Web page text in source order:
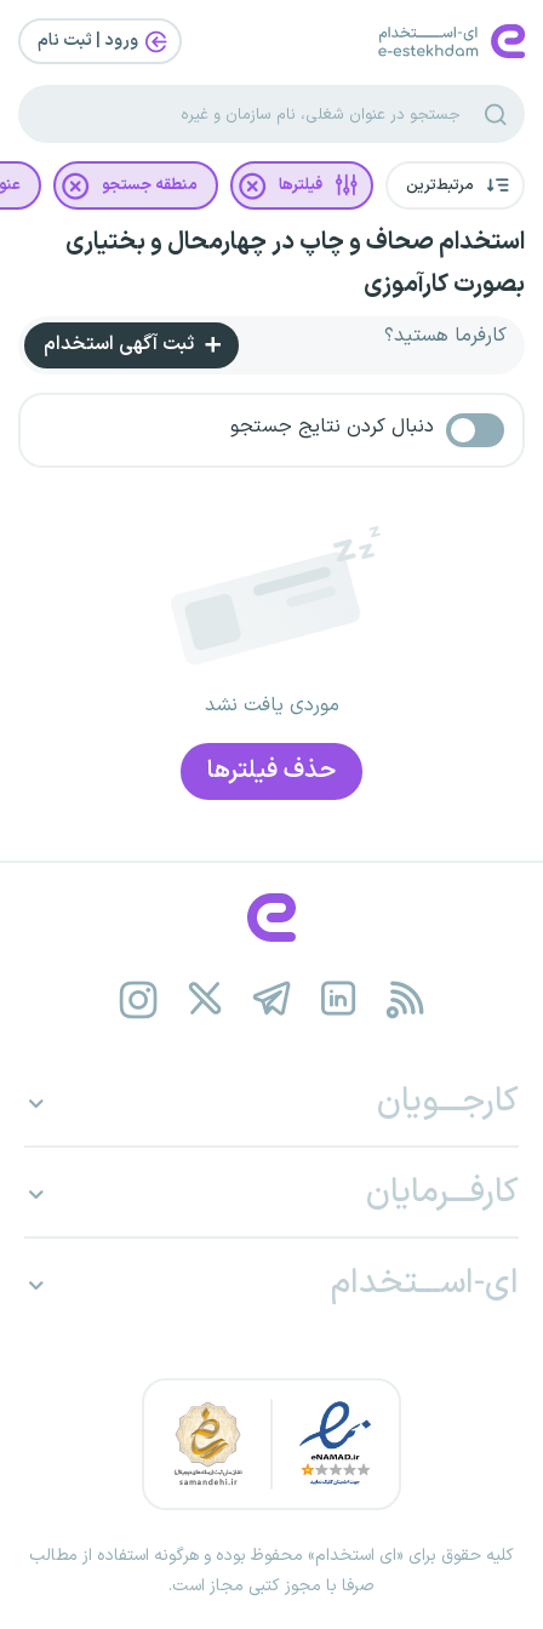
ورود | ثبت‌ نام
مرتبط‌ترین فیلترها منطقه جستجو
استخدام صحاف و چاپ در چهارمحال و بختیاری
بصورت کارآموزی
کارفرما هستید؟ ثبت آگهی استخدام
دنبال کردن نتایج جستجو
موردی یافت نشد
حذف فیلتر‌ها
کارجـــویان
کارفـــرمایان
ای-اســـتخدام
کلیه حقوق برای «ای استخدام» محفوظ بوده و هرگونه استفاده از مطالب
صرفا با مجوز کتبی مجاز است.